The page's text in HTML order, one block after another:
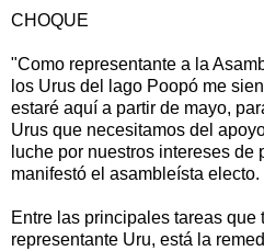
CHOQUE
"Como representante a la
los Urus del lago Poopó me
estaré aquí a partir de mayo,
Urus que necesitamos del
luche por nuestros intereses de
manifestó el asambleísta electo.
Entre las principales tareas que
representante Uru, está la